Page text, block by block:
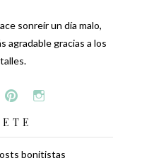
sonreír un día malo,
agradable gracias a los
bonitistas